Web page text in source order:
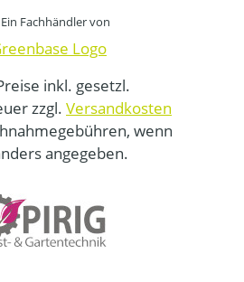
Ein Fachhändler von
inkl. gesetzl.
zzgl. Versandkosten
wenn
angegeben.